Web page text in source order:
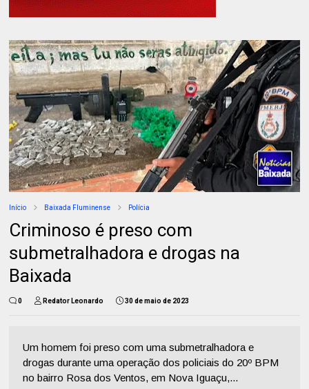
Início Baixada Fluminense Polícia
Criminoso é preso com
submetralhadora e drogas na
Baixada
0 Redator Leonardo 30 de maio de 2023
Um homem foi preso com uma submetralhadora e
drogas durante uma operação dos policiais do 20º BPM
no bairro Rosa dos Ventos, em Nova Iguaçu,...